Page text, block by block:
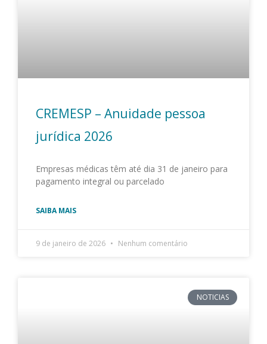
CREMESP – Anuidade pessoa
jurídica 2026
Empresas médicas têm até dia 31 de janeiro para
pagamento integral ou parcelado
SAIBA MAIS
9 de janeiro de 2026 Nenhum comentário
NOTICIAS